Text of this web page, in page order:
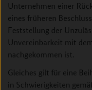
Unternehmen einer
eines früheren
Feststellung der
Unvereinbarkeit mit
nachgekommen ist.
Gleiches gilt für eine
in Schwierigkeiten